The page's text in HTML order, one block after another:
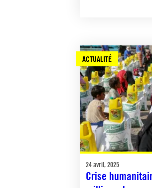
ACTUALITÉ
24 avril, 2025
Crise